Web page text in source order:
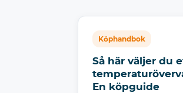
Köphandbok
Så här väljer du
En köpguide